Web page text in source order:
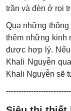
trần và đèn ở rọi
Qua những
thêm những kinh
được hợp lý. Nếu
Khali Nguyễn
Khali Nguyễn sẽ